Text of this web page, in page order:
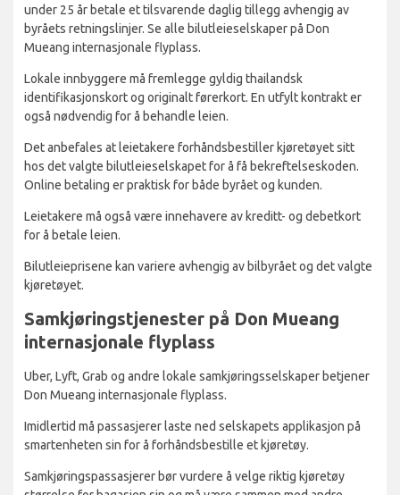
under 25 år betale et tilsvarende daglig tillegg avhengig av
byråets retningslinjer. Se alle bilutleieselskaper på Don
Mueang internasjonale flyplass.
Lokale innbyggere må fremlegge gyldig thailandsk
identifikasjonskort og originalt førerkort. En utfylt kontrakt er
også nødvendig for å behandle leien.
Det anbefales at leietakere forhåndsbestiller kjøretøyet sitt
hos det valgte bilutleieselskapet for å få bekreftelseskoden.
Online betaling er praktisk for både byrået og kunden.
Leietakere må også være innehavere av kreditt- og debetkort
for å betale leien.
Bilutleieprisene kan variere avhengig av bilbyrået og det valgte
kjøretøyet.
Samkjøringstjenester på Don Mueang
internasjonale flyplass
Uber, Lyft, Grab og andre lokale samkjøringsselskaper betjener
Don Mueang internasjonale flyplass.
Imidlertid må passasjerer laste ned selskapets applikasjon på
smartenheten sin for å forhåndsbestille et kjøretøy.
Samkjøringspassasjerer bør vurdere å velge riktig kjøretøy